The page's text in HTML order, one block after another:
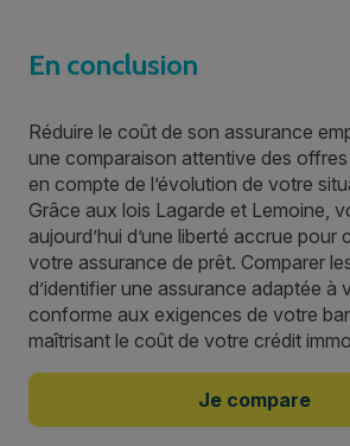
En conclusion
Réduire le coût de son assurance
une comparaison attentive des
en compte de l’évolution de votre
Grâce aux lois Lagarde et Lemoine,
aujourd’hui d’une liberté accrue pour
votre assurance de prêt. Comparer
d’identifier une assurance adaptée à
conforme aux exigences de votre
maîtrisant le coût de votre crédit
Je compare